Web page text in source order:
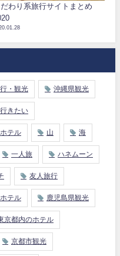
だわり系旅行サイトまとめ
・観光 沖縄県観光
きたい
テル 山 海
一人旅 ハネムーン
友人旅行
テル 鹿児島県観光
京都内のホテル
京都市観光